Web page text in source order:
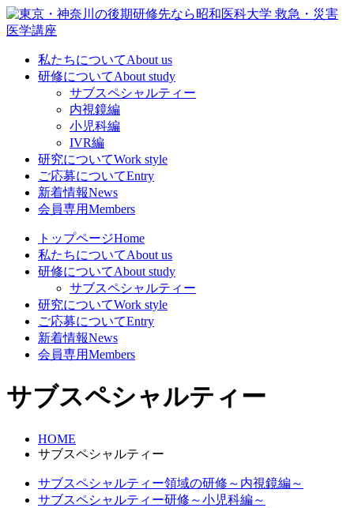
私たちについてAbout us
研修についてAbout study
サブスペシャルティー
内視鏡編
小児科編
IVR編
研究についてWork style
ご応募についてEntry
新着情報News
会員専用Members
トップページHome
私たちについてAbout us
研修についてAbout study
サブスペシャルティー
研究についてWork style
ご応募についてEntry
新着情報News
会員専用Members
サブスペシャルティー
HOME
サブスペシャルティー
サブスペシャルティー領域の研修～内視鏡編～
サブスペシャルティー研修～小児科編～